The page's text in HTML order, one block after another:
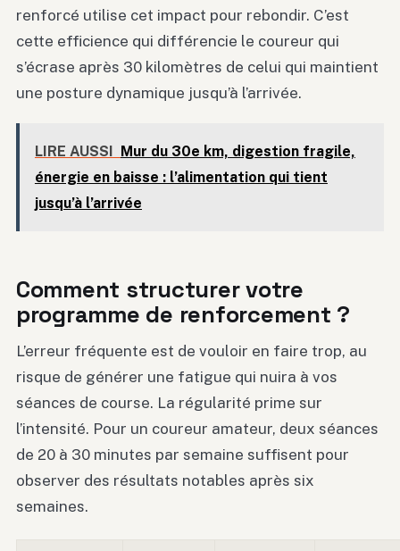
renforcé utilise cet impact pour rebondir. C’est
cette efficience qui différencie le coureur qui
s’écrase après 30 kilomètres de celui qui maintient
une posture dynamique jusqu’à l’arrivée.
LIRE AUSSI Mur du 30e km, digestion fragile,
énergie en baisse : l’alimentation qui tient
jusqu’à l’arrivée
Comment structurer votre
programme de renforcement ?
L’erreur fréquente est de vouloir en faire trop, au
risque de générer une fatigue qui nuira à vos
séances de course. La régularité prime sur
l’intensité. Pour un coureur amateur, deux séances
de 20 à 30 minutes par semaine suffisent pour
observer des résultats notables après six
semaines.